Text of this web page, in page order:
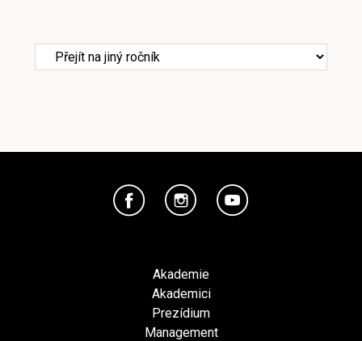
Akademie
Akademici
Prezídium
Management